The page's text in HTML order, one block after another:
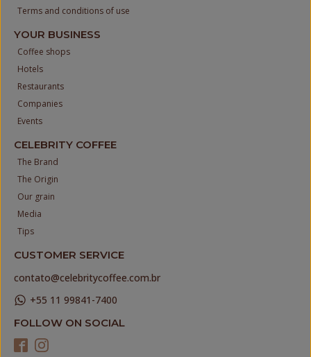
Terms and conditions of use
YOUR BUSINESS
Coffee shops
Hotels
Restaurants
Companies
Events
CELEBRITY COFFEE
The Brand
The Origin
Our grain
Media
Tips
CUSTOMER SERVICE
contato@celebritycoffee.com.br
+55 11 99841-7400
FOLLOW ON SOCIAL